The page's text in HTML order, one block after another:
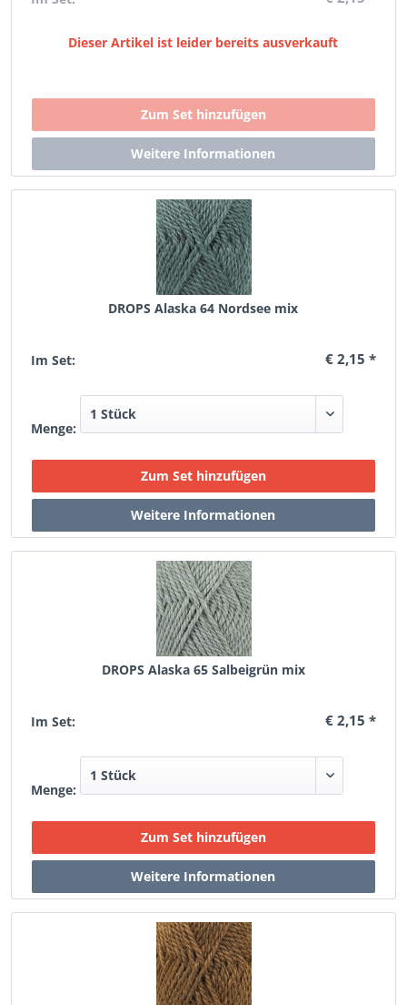
Dieser Artikel ist leider bereits ausverkauft
DROPS Alaska 64 Nordsee mix
Im Set: € 2,15 *
Menge:
DROPS Alaska 65 Salbeigrün mix
Im Set: € 2,15 *
Menge: